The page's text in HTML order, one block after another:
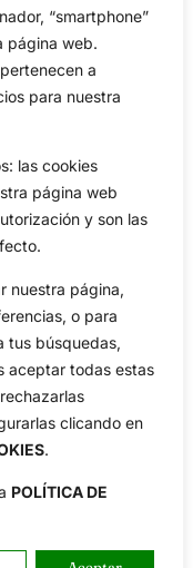
“smartphone”
página web.
a
para nuestra
las cookies
página web
y son las
nuestra página,
o para
tus búsquedas,
aceptar todas estas
rechazarlas
clicando en
.
POLÍTICA DE
del golf
vídeos, noticias,
DP World Tour, LPGA
Rahm
Cup
por TecnoQuatre